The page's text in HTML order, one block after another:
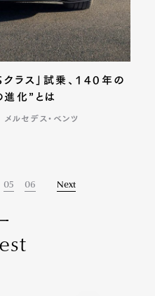
い南極』
クラス」試乗、140年の
化”とは
メルセデス・ベンツ
ニュース
い南極』
05 06 Next
est